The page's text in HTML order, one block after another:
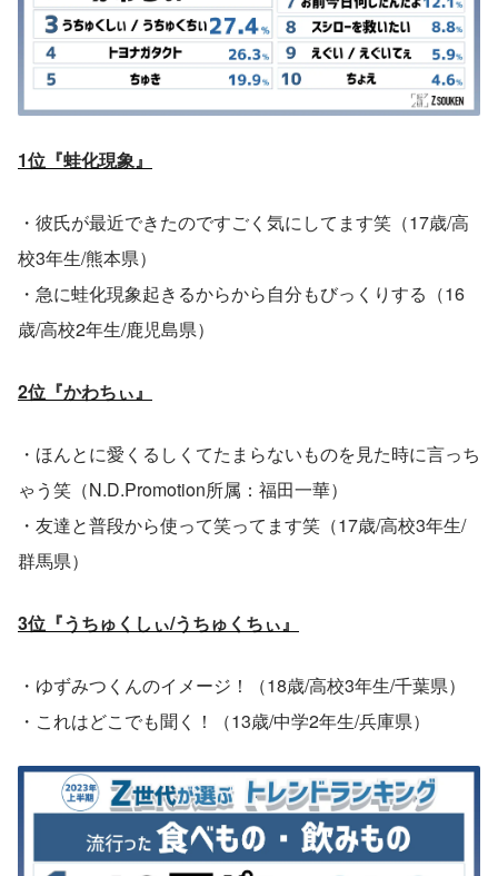
1位『蛙化現象』
・彼氏が最近できたのですごく気にしてます笑（17歳/高
校3年生/熊本県）
・急に蛙化現象起きるからから自分もびっくりする（16
歳/高校2年生/鹿児島県）
2位『かわちぃ』
・ほんとに愛くるしくてたまらないものを見た時に言っち
ゃう笑（N.D.Promotion所属：福田一華）
・友達と普段から使って笑ってます笑（17歳/高校3年生/
群馬県）
3位『うちゅくしぃ/うちゅくちぃ』
・ゆずみつくんのイメージ！（18歳/高校3年生/千葉県）
・これはどこでも聞く！（13歳/中学2年生/兵庫県）